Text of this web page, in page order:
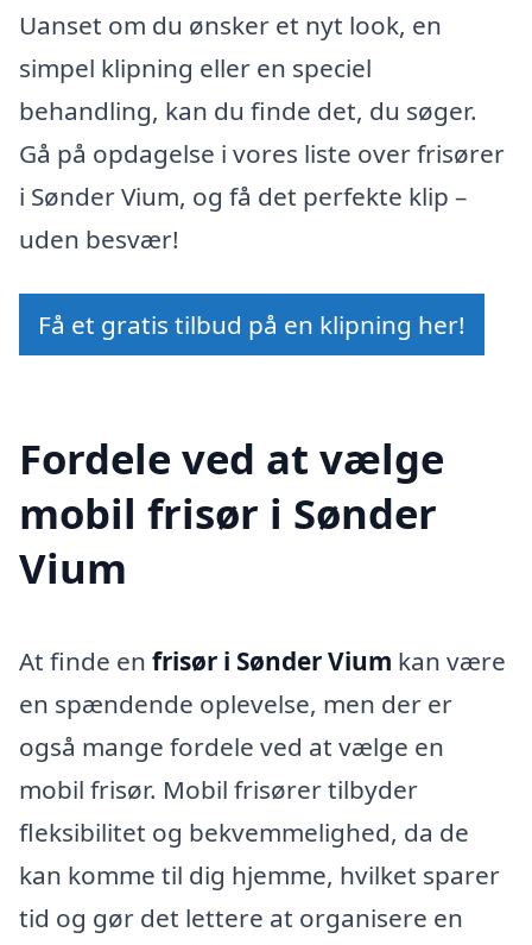
Uanset om du ønsker et nyt look, en
simpel klipning eller en speciel
behandling, kan du finde det, du søger.
Gå på opdagelse i vores liste over frisører
i Sønder Vium, og få det perfekte klip –
uden besvær!
Få et gratis tilbud på en klipning her!
Fordele ved at vælge
mobil frisør i Sønder
Vium
At finde en frisør i Sønder Vium kan være
en spændende oplevelse, men der er
også mange fordele ved at vælge en
mobil frisør. Mobil frisører tilbyder
fleksibilitet og bekvemmelighed, da de
kan komme til dig hjemme, hvilket sparer
tid og gør det lettere at organisere en